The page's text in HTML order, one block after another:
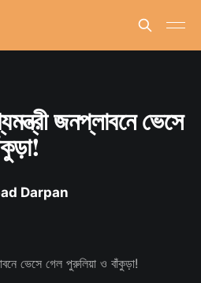
জনপ্লাবনে ভেসে
Darpan